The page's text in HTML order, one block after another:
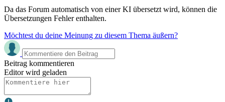
Da das Forum automatisch von einer KI übersetzt wird, können die
Übersetzungen Fehler enthalten.
Möchtest du deine Meinung zu diesem Thema äußern?
Beitrag kommentieren
Editor wird geladen